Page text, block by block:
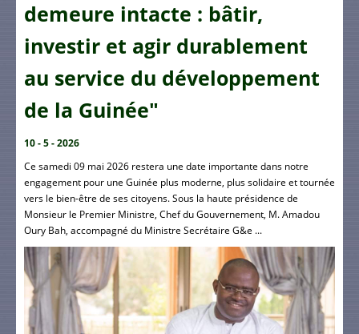
demeure intacte : bâtir,
investir et agir durablement
au service du développement
de la Guinée"
10 - 5 - 2026
Ce samedi 09 mai 2026 restera une date importante dans notre
engagement pour une Guinée plus moderne, plus solidaire et tournée
vers le bien-être de ses citoyens. Sous la haute présidence de
Monsieur le Premier Ministre, Chef du Gouvernement, M. Amadou
Oury Bah, accompagné du Ministre Secrétaire G&e ...